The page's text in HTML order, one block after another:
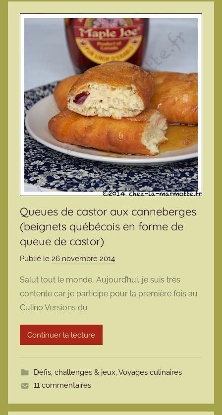
Queues de castor aux canneberges
(beignets québécois en forme de
queue de castor)
Publié le 26 novembre 2014
r
m
t
Salut tout le monde, Aujourd’hui, je suis très
contente car je participe pour la première fois au
Culino Versions du
Continuer la lecture
Défis, challenges & jeux,Voyages culinaires
11 commentaires